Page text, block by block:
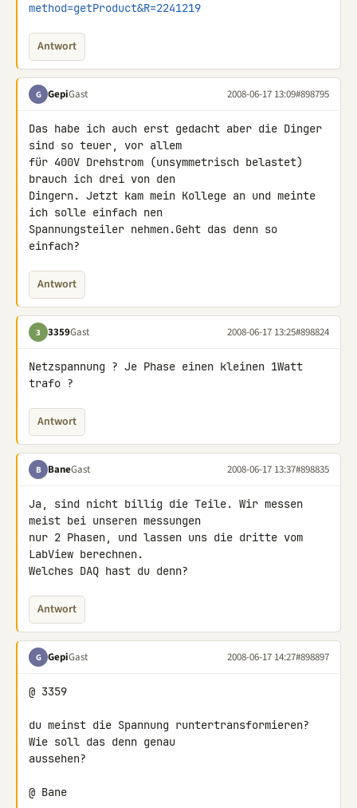
method=getProduct&R=2241219
Antwort
G GepiGast 2008-06-17 13:09#898795
Das habe ich auch erst gedacht aber die Dinger
sind so teuer, vor allem
für 400V Drehstrom (unsymmetrisch belastet)
brauch ich drei von den
Dingern. Jetzt kam mein Kollege an und meinte
ich solle einfach nen
Spannungsteiler nehmen.Geht das denn so
einfach?
Antwort
3 3359Gast 2008-06-17 13:25#898824
Netzspannung ? Je Phase einen kleinen 1Watt
trafo ?
Antwort
B BaneGast 2008-06-17 13:37#898835
Ja, sind nicht billig die Teile. Wir messen
meist bei unseren messungen
nur 2 Phasen, und lassen uns die dritte vom
LabView berechnen.
Welches DAQ hast du denn?
Antwort
G GepiGast 2008-06-17 14:27#898897
@ 3359
du meinst die Spannung runtertransformieren?
Wie soll das denn genau
aussehen?
@ Bane